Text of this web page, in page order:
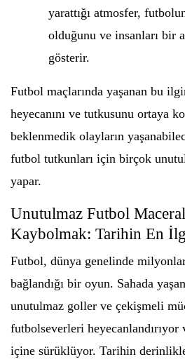
yarattığı atmosfer,
olduğunu ve insanları bir
gösterir.
Futbol maçlarında yaşanan bu
heyecanını ve tutkusunu ortaya
beklenmedik olayların
futbol tutkunları için birçok
yapar.
Unutulmaz Futbol
Kaybolmak: Tarihin En
Futbol, dünya genelinde
bağlandığı bir oyun. Sahada
unutulmaz goller ve çekişmeli
futbolseverleri heyecanlandırıyor
içine sürüklüyor. Tarihin